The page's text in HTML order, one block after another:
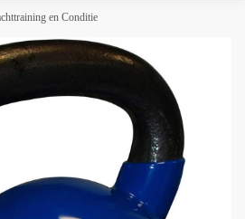
en Conditie